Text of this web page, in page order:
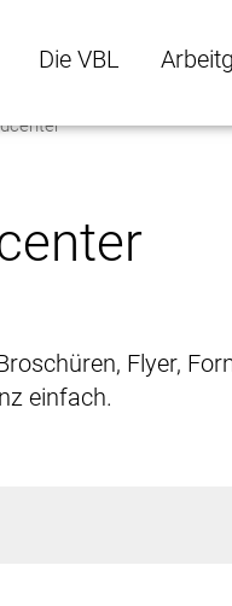
Die VBL
Flyer,
einfach.